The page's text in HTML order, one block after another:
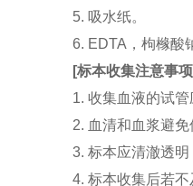
5. 吸水纸。
6. EDTA，枸橼酸
[标本收集注意事项
1. 收集血液的试
2. 血清和血浆避免
3. 标本应清澈透明
4. 标本收集后若